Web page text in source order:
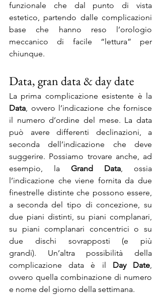
funzionale che dal punto di vista
estetico, partendo dalle complicazioni
base che hanno reso l’orologio
meccanico di facile “lettura” per
chiunque.
Data, gran data & day date
Data, ovvero l’indicazione che fornisce
il numero d’ordine del mese. La data
può avere differenti declinazioni, a
seconda dell’indicazione che deve
suggerire. Possiamo trovare anche, ad
esempio, la Grand Data, ossia
l’indicazione che viene fornita da due
finestrelle distinte che possono essere,
a seconda del tipo di concezione, su
due piani distinti, su piani complanari,
su piani complanari concentrici o su
due dischi sovrapposti (e più
grandi). Un’altra possibilità della
complicazione data è il Day Date,
ovvero quella combinazione di numero
e nome del giorno della settimana.